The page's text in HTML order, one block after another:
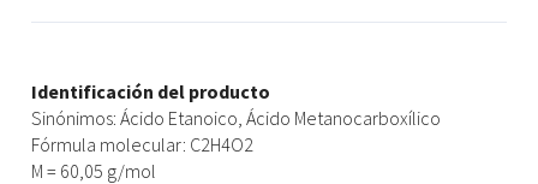
Identificación del producto
Sinónimos: Ácido Etanoico, Ácido Metanocarboxílico
Fórmula molecular: C2H4O2
M = 60,05 g/mol